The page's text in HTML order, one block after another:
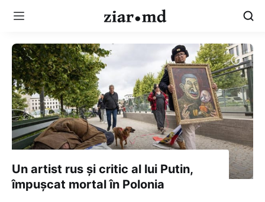
Un artist rus și critic al lui Putin,
împușcat mortal în Polonia